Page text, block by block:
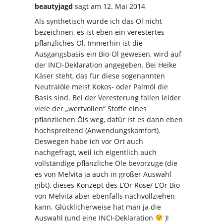
beautyjagd sagt am 12. Mai 2014
Als synthetisch würde ich das Öl nicht
bezeichnen, es ist eben ein verestertes
pflanzliches Öl. Immerhin ist die
Ausgangsbasis ein Bio-Öl gewesen, wird auf
der INCI-Deklaration angegeben. Bei Heike
Käser steht, das für diese sogenannten
Neutralöle meist Kokos- oder Palmöl die
Basis sind. Bei der Veresterung fallen leider
viele der „wertvollen“ Stoffe eines
pflanzlichen Öls weg, dafür ist es dann eben
hochspreitend (Anwendungskomfort).
Deswegen habe ich vor Ort auch
nachgefragt, weil ich eigentlich auch
vollständige pflanzliche Öle bevorzuge (die
es von Melvita ja auch in großer Auswahl
gibt), dieses Konzept des L’Or Rose/ L’Or Bio
von Melvita aber ebenfalls nachvollziehen
kann. Glücklicherweise hat man ja die
Auswahl (und eine INCI-Deklaration
)!